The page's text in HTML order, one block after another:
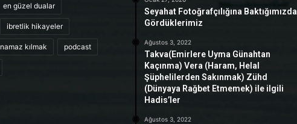
en güzel dualar
ibretlik hikayeler
namaz kılmak podcast
Seyahat Fotoğrafçılığına Baktığımızda
Gördüklerimiz
Ağustos 3, 2022
Takva(Emirlere Uyma Günahtan
Kaçınma) Vera (Haram, Helal
Şüphelilerden Sakınmak) Zühd
(Dünyaya Rağbet Etmemek) ile ilgili
Hadis’ler
Ağustos 3, 2022